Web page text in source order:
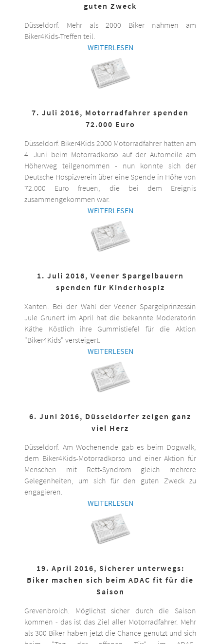
guten Zweck
Düsseldorf. Mehr als 2000 Biker nahmen am
Biker4Kids-Treffen teil.
WEITERLESEN
7. Juli 2016, Motorradfahrer spenden
72.000 Euro
Düsseldorf. Biker4Kids 2000 Motorradfahrer hatten am
4. Juni beim Motorradkorso auf der Automeile am
Höherweg teilgenommen - nun konnte sich der
Deutsche Hospizverein über eine Spende in Höhe von
72.000 Euro freuen, die bei dem Ereignis
zusammengekommen war.
WEITERLESEN
1. Juli 2016, Veener Spargelbauern
spenden für Kinderhospiz
Xanten. Bei der Wahl der Veener Spargelprinzessin
Jule Grunert im April hat die bekannte Moderatorin
Käthe Köstlich ihre Gummistiefel für die Aktion
"Biker4Kids" versteigert.
WEITERLESEN
6. Juni 2016, Düsseldorfer zeigen ganz
viel Herz
Düsseldorf. Am Wochenende gab es beim Dogwalk,
dem Biker4Kids-Motorradkorso und einer Aktion für
Menschen mit Rett-Syndrom gleich mehrere
Gelegenheiten, um sich für den guten Zweck zu
engagieren.
WEITERLESEN
19. April 2016, Sicherer unterwegs:
Biker machen sich beim ADAC fit für die
Saison
Grevenbroich. Möglichst sicher durch die Saison
kommen - das ist das Ziel aller Motorradfahrer. Mehr
als 300 Biker haben jetzt die Chance genutzt und sich